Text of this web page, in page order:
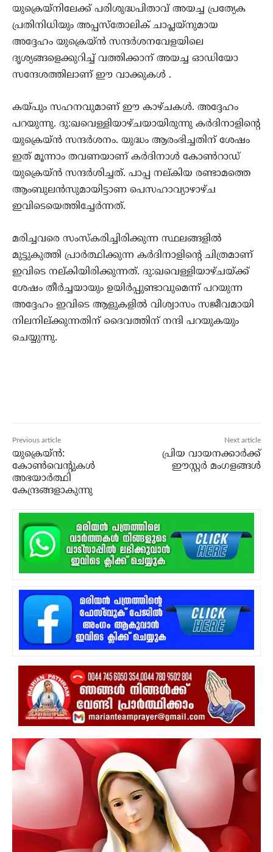
യുക്രെയ്‌നിലേക്ക് പരിശുദ്ധപിതാവ് അയച്ച പ്രത്യേക
പ്രതിനിധിയും അപ്പസ്‌തോലിക് ചാപ്ലയ്‌നുമായ
അദ്ദേഹം യുക്രെയ്ന്‍ സന്ദര്‍ശനവേളയിലെ
ദൃശ്യങ്ങളെക്കുറിച്ച് വത്തിക്കാന് അയച്ച ഓഡിയോ
സന്ദേശത്തിലാണ് ഈ വാക്കുകള്‍ .
കയ്പും സഹനവുമാണ് ഈ കാഴ്ചകള്‍. അദ്ദേഹം
പറയുന്നു. ദു:ഖവെള്ളിയാഴ്ചയായിരുന്നു കര്‍ദിനാളിന്റെ
യുക്രെയ്ന്‍ സന്ദര്‍ശനം. യുദ്ധം ആരംഭിച്ചതിന് ശേഷം
ഇത് മൂന്നാം തവണയാണ് കര്‍ദിനാള്‍ കോണ്‍റാഡ്
യുക്രെയ്ന്‍ സന്ദര്‍ശിച്ചത്. പാപ്പ നല്കിയ രണ്ടാമത്തെ
ആംബുലന്‍സുമായിട്ടാണ പെസഹാവ്യാഴാഴ്ച
ഇവിടെയെത്തിച്ചേര്‍ന്നത്.
മരിച്ചവരെ സംസ്‌കരിച്ചിരിക്കുന്ന സ്ഥലങ്ങളില്‍
മുട്ടുകുത്തി പ്രാര്‍ത്ഥിക്കുന്ന കര്‍ദിനാളിന്റെ ചിത്രമാണ്
ഇവിടെ നല്കിയിരിക്കുന്നത്. ദു:ഖവെള്ളിയാഴ്ചയ്ക്ക്
ശേഷം തീര്‍ച്ചയായും ഉയിര്‍പ്പുണ്ടാവുമെന്ന് പറയുന്ന
അദ്ദേഹം ഇവിടെ ആളുകളില്‍ വിശ്വാസം സജീവമായി
നിലനില്ക്കുന്നതിന് ദൈവത്തിന് നന്ദി പറയുകയും
ചെയ്യുന്നു.
Previous article
യുക്രെയ്ന്‍:
കോണ്‍വെന്റുകള്‍
അഭയാര്‍ത്ഥി
കേന്ദ്രങ്ങളാകുന്നു
Next article
പ്രിയ വായനക്കാര്‍ക്ക്
ഈസ്റ്റര്‍ മംഗളങ്ങള്‍